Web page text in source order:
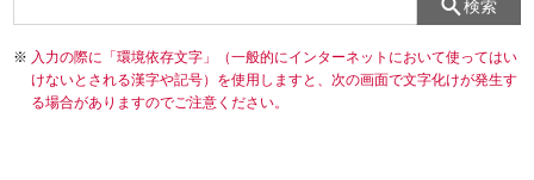
検索
入力の際に「環境依存文字」（一般的にインターネットにおいて使ってはい
けないとされる漢字や記号）を使用しますと、次の画面で文字化けが発生す
る場合がありますのでご注意ください。